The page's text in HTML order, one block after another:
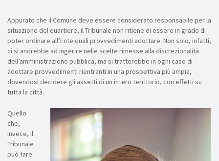
Appurato che il Comune deve essere considerato responsabile per la
situazione del quartiere, il Tribunale non ritiene di essere in grado di
poter ordinare all’Ente quali provvedimenti adottare. Non solo, infatti,
ci si andrebbe ad ingerire nelle scelte rimesse alla discrezionalità
dell’amministrazione pubblica, ma si tratterebbe in ogni caso di
adottare provvedimenti rientranti in una prospettiva più ampia,
dovendosi decidere gli assetti di un intero territorio, con effetti su
tutta la città.
Quello
che,
invece, il
Tribunale
può fare